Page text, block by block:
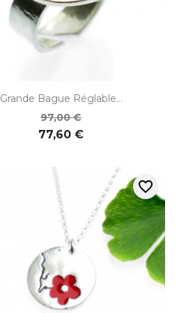
Aperçu rapide
Grande Bague Réglable...
97,00 €
77,60 €
favorite_border